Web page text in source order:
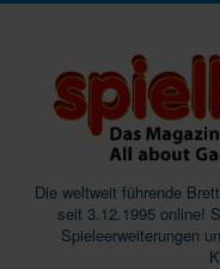
Die weltweit führende
seit 3.12.1995 online!
Spieleerweiterungen